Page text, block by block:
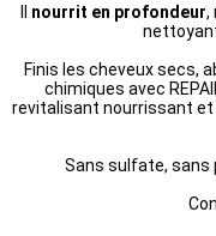
Il nourrit en profondeur,
Finis les cheveux secs,
chimiques avec
revitalisant nourrissant
Sans sulfate, sans